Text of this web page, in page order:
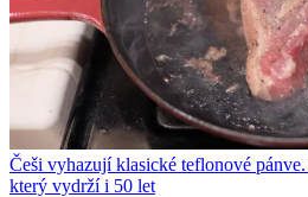
Češi vyhazují klasické teflonové
který vydrží i 50 let